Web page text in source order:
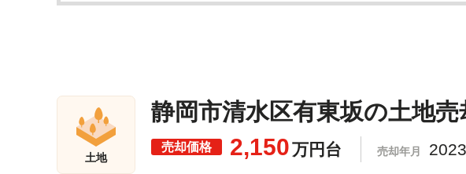
土地
静岡市清水区有東坂の土地売
売却価格 2,150万円台 売却年月